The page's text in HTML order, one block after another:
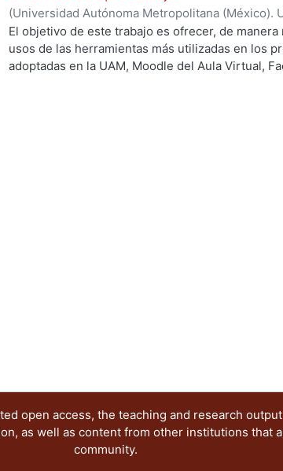
(Universidad Autónoma Metropolitana (México).
Académica.,2021) García Castro, María Beatriz;
García, Merary Denny;Martínez Morales,
Alejandra; Tarango de la Torre, Juan Carlos
El objetivo de este trabajo es ofrecer, de
usos de las herramientas más utilizadas en los
adoptadas en la UAM, Moodle del Aula Virtual,
open access, the teaching and research
as well as content from other institutions that
community.